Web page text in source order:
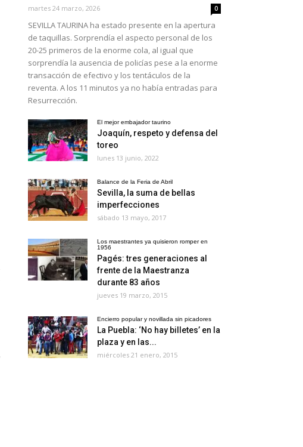
martes 24 marzo, 2026 0
SEVILLA TAURINA ha estado presente en la apertura
de taquillas. Sorprendía el aspecto personal de los
20-25 primeros de la enorme cola, al igual que
sorprendía la ausencia de policías pese a la enorme
transacción de efectivo y los tentáculos de la
reventa. A los 11 minutos ya no había entradas para
Resurrección.
El mejor embajador taurino
Joaquín, respeto y defensa del
toreo
lunes 13 junio, 2022
Balance de la Feria de Abril
Sevilla, la suma de bellas
imperfecciones
sábado 13 mayo, 2017
Los maestrantes ya quisieron romper en
1956
Pagés: tres generaciones al
frente de la Maestranza
durante 83 años
jueves 19 marzo, 2015
Encierro popular y novillada sin picadores
La Puebla: ‘No hay billetes’ en la
plaza y en las...
miércoles 21 enero, 2015